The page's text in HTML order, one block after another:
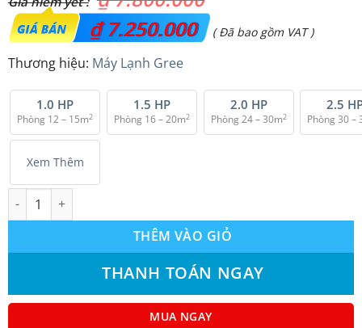
Giá
gốc
₫ 7.800.000.
₫7.250.000
Giá
là:
₫ 7.250.000.
( Đã bao gồm VAT )
Thương hiệu: Máy Lạnh Gree
1.0 HP
Phòng 12 – 15m2
1.5 HP
Phòng 16 – 20m2
2.0 HP
Phòng 24 – 30m2
2.5
Phòng 30 –
Xem Thêm
Máy lạnh treo tường Gree GWC12KB-K6N0C4 1.5 HP
THÊM VÀO GIỎ
THANH TOÁN NGAY
MUA NGAY